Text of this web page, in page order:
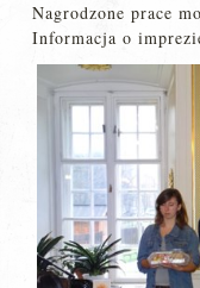
Nagrodzone prace
Informacja o